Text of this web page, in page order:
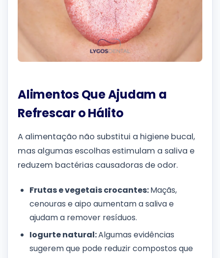
Alimentos Que Ajudam a
Refrescar o Hálito
A alimentação não substitui a higiene bucal,
mas algumas escolhas estimulam a saliva e
reduzem bactérias causadoras de odor.
Frutas e vegetais crocantes:Maçãs,
cenouras e aipo aumentam a saliva e
ajudam a remover resíduos.
Iogurte natural:Algumas evidências
sugerem que pode reduzir compostos que